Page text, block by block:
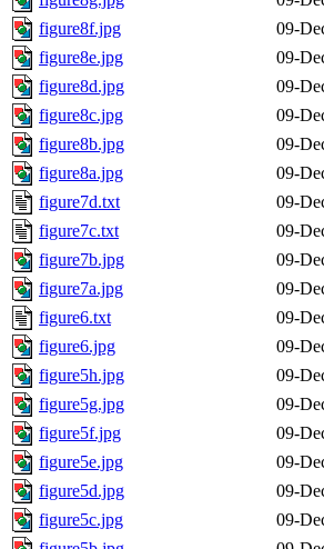
figure8f.jpg
09-
figure8e.jpg
09-
figure8d.jpg
09-
figure8c.jpg
09-
figure8b.jpg
09-
figure8a.jpg
09-
figure7d.txt
09-
figure7c.txt
09-
figure7b.jpg
09-
figure7a.jpg
09-
figure6.txt
09-
figure6.jpg
09-
figure5h.jpg
09-
figure5g.jpg
09-
figure5f.jpg
09-
figure5e.jpg
09-
figure5d.jpg
09-
figure5c.jpg
09-